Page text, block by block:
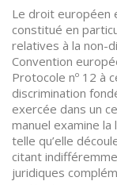
Le droit européen
constitué en
relatives à la non-
Convention
Protocole nº 12 à
discrimination
exercée dans un
manuel examine
telle qu’elle
citant
juridiques